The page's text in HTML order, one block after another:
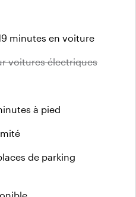
minutes en voiture
voitures électriques
à pied
de parking